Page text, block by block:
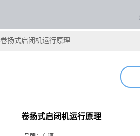
卷扬式启闭机运行原理
卷扬式启闭机运行原理